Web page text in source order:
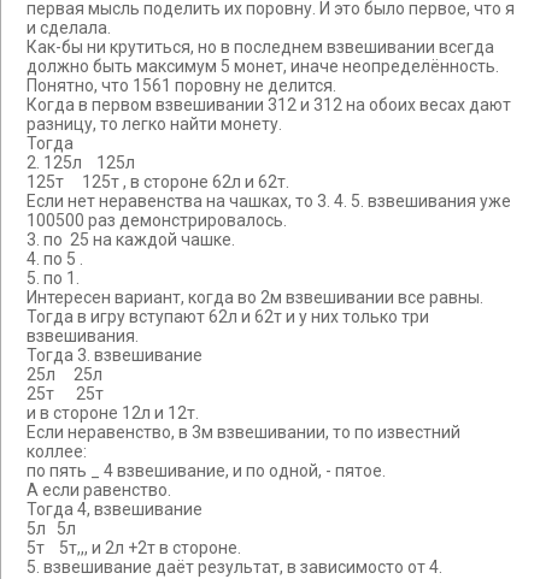
первая мысль поделить их поровну. И это было первое, что я
и сделала.
Как-бы ни крутиться, но в последнем взвешивании всегда
должно быть максимум 5 монет, иначе неопределённость.
Понятно, что 1561 поровну не делится.
Когда в первом взвешивании 312 и 312 на обоих весах дают
разницу, то легко найти монету.
Тогда
2. 125л 125л
125т 125т , в стороне 62л и 62т.
Если нет неравенства на чашках, то 3. 4. 5. взвешивания уже
100500 раз демонстрировалось.
3. по 25 на каждой чашке.
4. по 5 .
5. по 1.
Интересен вариант, когда во 2м взвешивании все равны.
Тогда в игру вступают 62л и 62т и у них только три
взвешивания.
Тогда 3. взвешивание
25л 25л
25т 25т
и в стороне 12л и 12т.
Если неравенство, в 3м взвешивании, то по известний
коллее:
по пять _ 4 взвешивание, и по одной, - пятое.
А если равенство.
Тогда 4, взвешивание
5л 5л
5т 5т,,, и 2л +2т в стороне.
5. взвешивание даёт результат, в зависимосто от 4.